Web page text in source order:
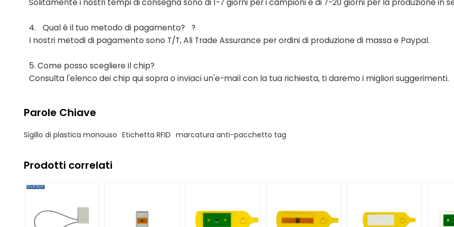
Solitamente i nostri tempi di consegna sono di 1-7 giorni per i campioni e di 7-20 giorni per la produzione in
4. Qual è il tuo metodo di pagamento?
?
I nostri metodi di pagamento sono T/T, Ali Trade Assurance per ordini di produzione di massa e Paypal.
5. Come posso scegliere il chip?
Consulta l'elenco dei chip qui sopra o inviaci un'e-mail con la tua richiesta, ti daremo i migliori suggerimenti.
Parole Chiave
Sigillo di plastica monouso Etichetta RFID marcatura anti-pacchetto tag
Prodotti correlati